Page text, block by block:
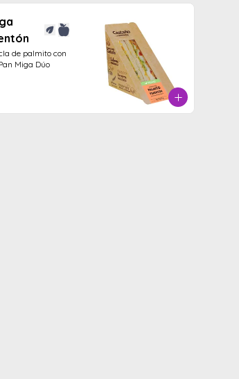
de palmito con
Miga Dúo